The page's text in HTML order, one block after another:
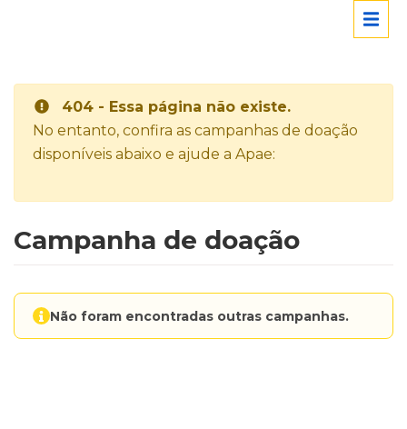
404 - Essa página não existe.
No entanto, confira as campanhas de doação
disponíveis abaixo e ajude a Apae:
Campanha de doação
Não foram encontradas outras campanhas.